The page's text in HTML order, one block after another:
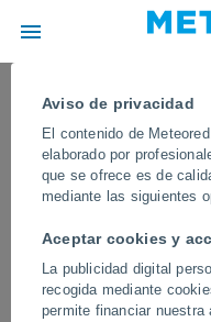
Aviso de privacidad
El contenido de
elaborado por
que se ofrece es de
mediante las siguientes
Aceptar cookies y
La publicidad digital
recogida mediante
permite financiar nuestra